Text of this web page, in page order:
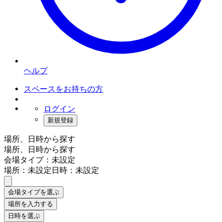
ヘルプ
スペースをお持ちの方
ログイン
新規登録
場所、日時から探す
場所、日時から探す
会場タイプ：未設定
場所：未設定日時：未設定
会場タイプを選ぶ
場所を入力する
日時を選ぶ